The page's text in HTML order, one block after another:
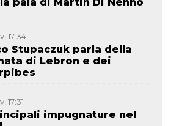
la pala di Martin Di Nenno
17:34
Stupaczuk parla della
di Lebron e dei
17:31
impugnature nel